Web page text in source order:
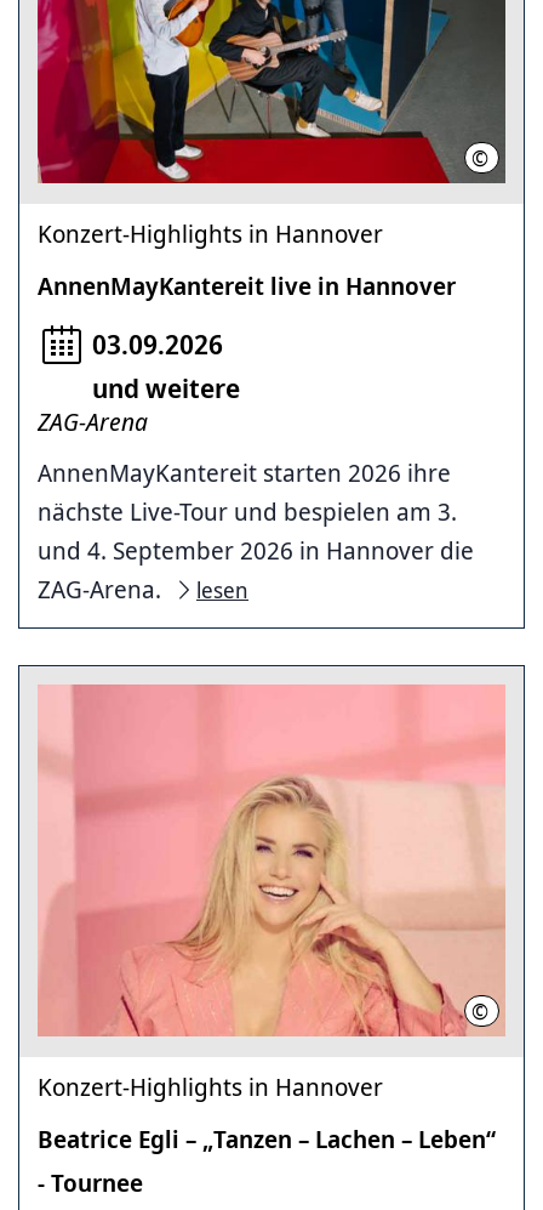
© Martin
Konzert-Highlights in Hannover
AnnenMayKantereit live in Hannover
03.09.2026
und weitere
ZAG-Arena
AnnenMayKantereit starten 2026 ihre
nächste Live-Tour und bespielen am 3.
und 4. September 2026 in Hannover die
ZAG-Arena.
lesen
©
Konzert-Highlights in Hannover
Beatrice Egli – „Tanzen – Lachen – Leben“
- Tournee